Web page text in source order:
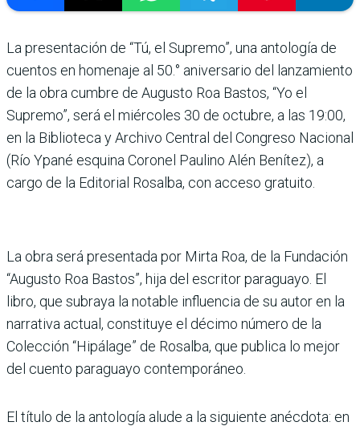
La presentación de “Tú, el Supremo”, una antología de
cuentos en homenaje al 50.° aniversario del lanzamiento
de la obra cumbre de Augusto Roa Bastos, “Yo el
Supremo”, será el miércoles 30 de octubre, a las 19:00,
en la Biblioteca y Archivo Central del Congreso Nacional
(Río Ypané esquina Coronel Paulino Alén Benítez), a
cargo de la Editorial Rosalba, con acceso gratuito.
La obra será presentada por Mirta Roa, de la Fundación
“Augusto Roa Bastos”, hija del escritor paraguayo. El
libro, que subraya la notable influencia de su autor en la
narrativa actual, constituye el décimo número de la
Colección “Hipálage” de Rosalba, que publica lo mejor
del cuento paraguayo contemporáneo.
El título de la antología alude a la siguiente anécdota: en